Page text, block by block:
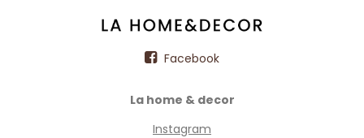
Facebook
La home & decor
Instagram